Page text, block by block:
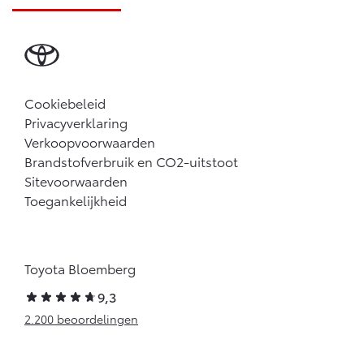
Cookiebeleid
Privacyverklaring
Verkoopvoorwaarden
Brandstofverbruik en CO2-uitstoot
Sitevoorwaarden
Toegankelijkheid
Toyota Bloemberg
9,3
2.200 beoordelingen